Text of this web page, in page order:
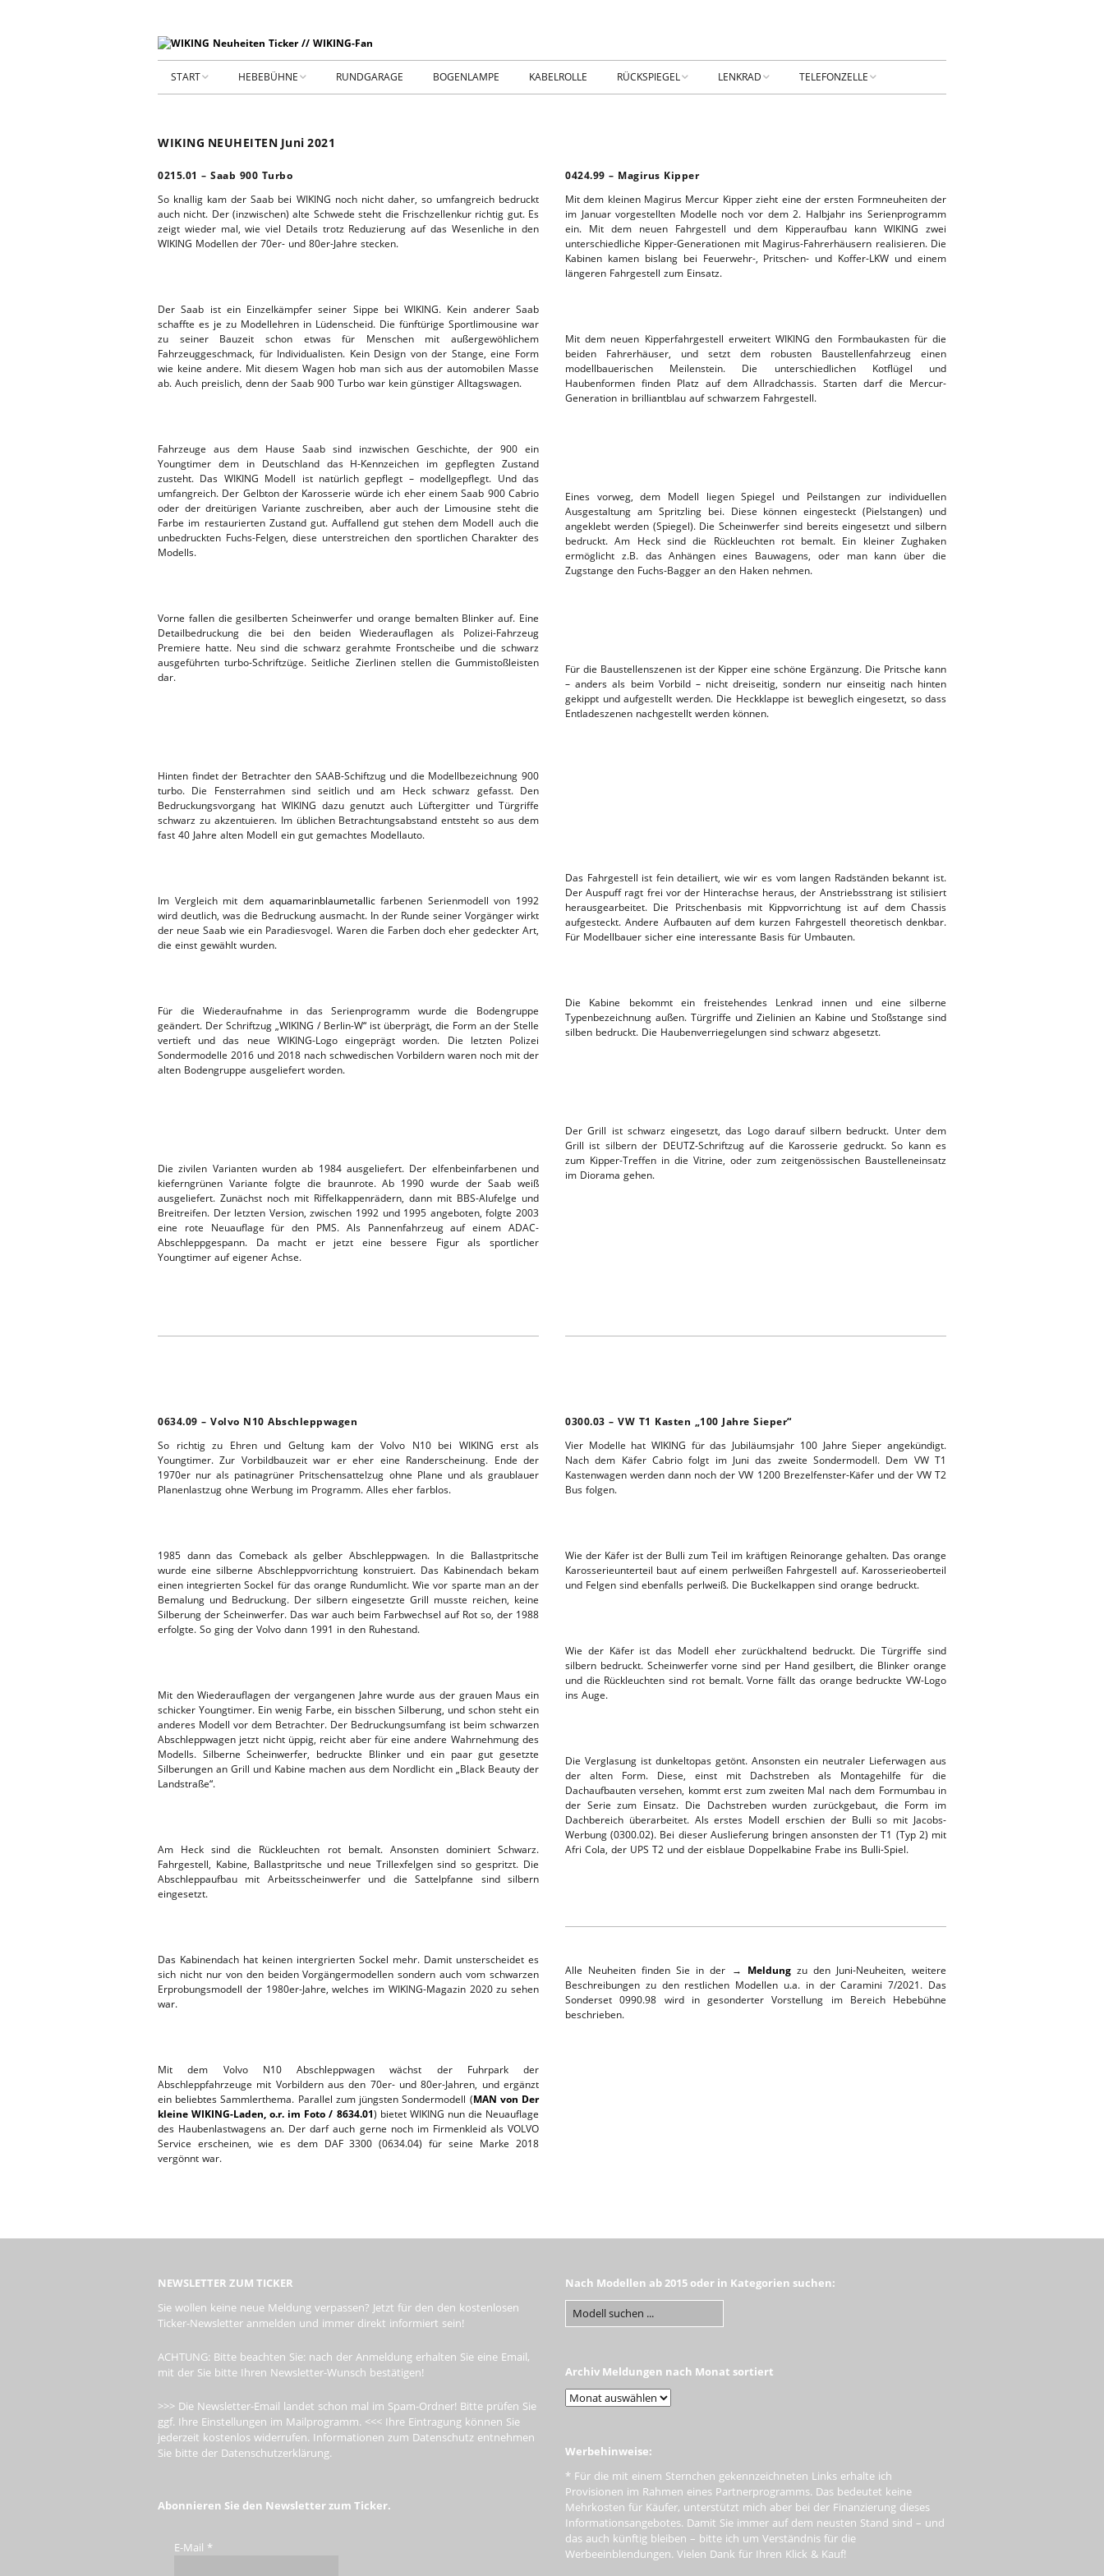
START
SHOP _ Beta SHOP-STARTSEITE
NEUWAGENHALLE
KIESPLATZ
WERKSTATTHOF
ERSATZTEIL-SERVICE
HEBEBÜHNE
HEBEBÜHNE 2025
HEBEBÜHNE 2024
HEBEBÜHNE 2023
HEBEBÜHNE 2021
HEBEBÜHNE 2020
RUNDGARAGE BOGENLAMPE KABELROLLE RÜCKSPIEGEL
TICKER-RÜCKSPIEGEL
Fan.SHOP – ARCHIV
LENKRAD
WERBUNG
TELEFONZELLE
Historie der Privatsphäre-
Einstellungen
Einwilligungen widerrufen
WIKING NEUHEITEN Juni 2021
0215.01 – Saab 900 Turbo
So knallig kam der Saab bei WIKING noch nicht daher, so umfangreich bedruckt
auch nicht. Der (inzwischen) alte Schwede steht die Frischzellenkur richtig gut. Es
zeigt wieder mal, wie viel Details trotz Reduzierung auf das Wesenliche in den
WIKING Modellen der 70er- und 80er-Jahre stecken.
Der Saab ist ein Einzelkämpfer seiner Sippe bei WIKING. Kein anderer Saab
schaffte es je zu Modellehren in Lüdenscheid. Die fünftürige Sportlimousine war
zu seiner Bauzeit schon etwas für Menschen mit außergewöhlichem
Fahrzeuggeschmack, für Individualisten. Kein Design von der Stange, eine Form
wie keine andere. Mit diesem Wagen hob man sich aus der automobilen Masse
ab. Auch preislich, denn der Saab 900 Turbo war kein günstiger Alltagswagen.
Fahrzeuge aus dem Hause Saab sind inzwischen Geschichte, der 900 ein
Youngtimer dem in Deutschland das H-Kennzeichen im gepflegten Zustand
zusteht. Das WIKING Modell ist natürlich gepflegt – modellgepflegt. Und das
umfangreich. Der Gelbton der Karosserie würde ich eher einem Saab 900 Cabrio
oder der dreitürigen Variante zuschreiben, aber auch der Limousine steht die
Farbe im restaurierten Zustand gut. Auffallend gut stehen dem Modell auch die
unbedruckten Fuchs-Felgen, diese unterstreichen den sportlichen Charakter des
Modells.
Vorne fallen die gesilberten Scheinwerfer und orange bemalten Blinker auf. Eine
Detailbedruckung die bei den beiden Wiederauflagen als Polizei-Fahrzeug
Premiere hatte. Neu sind die schwarz gerahmte Frontscheibe und die schwarz
ausgeführten turbo-Schriftzüge. Seitliche Zierlinen stellen die Gummistoßleisten
dar.
Hinten findet der Betrachter den SAAB-Schiftzug und die Modellbezeichnung 900
turbo. Die Fensterrahmen sind seitlich und am Heck schwarz gefasst. Den
Bedruckungsvorgang hat WIKING dazu genutzt auch Lüftergitter und Türgriffe
schwarz zu akzentuieren. Im üblichen Betrachtungsabstand entsteht so aus dem
fast 40 Jahre alten Modell ein gut gemachtes Modellauto.
Im Vergleich mit dem aquamarinblaumetallicfarbenen Serienmodell von 1992
wird deutlich, was die Bedruckung ausmacht. In der Runde seiner Vorgänger wirkt
der neue Saab wie ein Paradiesvogel. Waren die Farben doch eher gedeckter Art,
die einst gewählt wurden.
Für die Wiederaufnahme in das Serienprogramm wurde die Bodengruppe
geändert. Der Schriftzug „WIKING / Berlin-W“ ist überprägt, die Form an der Stelle
vertieft und das neue WIKING-Logo eingeprägt worden. Die letzten Polizei
Sondermodelle 2016 und 2018 nach schwedischen Vorbildern waren noch mit der
alten Bodengruppe ausgeliefert worden.
Die zivilen Varianten wurden ab 1984 ausgeliefert. Der elfenbeinfarbenen und
kieferngrünen Variante folgte die braunrote. Ab 1990 wurde der Saab weiß
ausgeliefert. Zunächst noch mit Riffelkappenrädern, dann mit BBS-Alufelge und
Breitreifen. Der letzten Version, zwischen 1992 und 1995 angeboten, folgte 2003
eine rote Neuauflage für den PMS. Als Pannenfahrzeug auf einem ADAC-
Abschleppgespann. Da macht er jetzt eine bessere Figur als sportlicher
Youngtimer auf eigener Achse.
0424.99 – Magirus Kipper
Mit dem kleinen Magirus Mercur Kipper zieht eine der ersten Formneuheiten der
im Januar vorgestellten Modelle noch vor dem 2. Halbjahr ins Serienprogramm
ein. Mit dem neuen Fahrgestell und dem Kipperaufbau kann WIKING zwei
unterschiedliche Kipper-Generationen mit Magirus-Fahrerhäusern realisieren. Die
Kabinen kamen bislang bei Feuerwehr-, Pritschen- und Koffer-LKW und einem
längeren Fahrgestell zum Einsatz.
Mit dem neuen Kipperfahrgestell erweitert WIKING den Formbaukasten für die
beiden Fahrerhäuser, und setzt dem robusten Baustellenfahrzeug einen
modellbauerischen Meilenstein. Die unterschiedlichen Kotflügel und
Haubenformen finden Platz auf dem Allradchassis. Starten darf die Mercur-
Generation in brilliantblau auf schwarzem Fahrgestell.
Eines vorweg, dem Modell liegen Spiegel und Peilstangen zur individuellen
Ausgestaltung am Spritzling bei. Diese können eingesteckt (Pielstangen) und
angeklebt werden (Spiegel). Die Scheinwerfer sind bereits eingesetzt und silbern
bedruckt. Am Heck sind die Rückleuchten rot bemalt. Ein kleiner Zughaken
ermöglicht z.B. das Anhängen eines Bauwagens, oder man kann über die
Zugstange den Fuchs-Bagger an den Haken nehmen.
Für die Baustellenszenen ist der Kipper eine schöne Ergänzung. Die Pritsche kann
– anders als beim Vorbild – nicht dreiseitig, sondern nur einseitig nach hinten
gekippt und aufgestellt werden. Die Heckklappe ist beweglich eingesetzt, so dass
Entladeszenen nachgestellt werden können.
Das Fahrgestell ist fein detailiert, wie wir es vom langen Radständen bekannt ist.
Der Auspuff ragt frei vor der Hinterachse heraus, der Anstriebsstrang ist stilisiert
herausgearbeitet. Die Pritschenbasis mit Kippvorrichtung ist auf dem Chassis
aufgesteckt. Andere Aufbauten auf dem kurzen Fahrgestell theoretisch denkbar.
Für Modellbauer sicher eine interessante Basis für Umbauten.
Die Kabine bekommt ein freistehendes Lenkrad innen und eine silberne
Typenbezeichnung außen. Türgriffe und Zielinien an Kabine und Stoßstange sind
silben bedruckt. Die Haubenverriegelungen sind schwarz abgesetzt.
Der Grill ist schwarz eingesetzt, das Logo darauf silbern bedruckt. Unter dem
Grill ist silbern der DEUTZ-Schriftzug auf die Karosserie gedruckt. So kann es
zum Kipper-Treffen in die Vitrine, oder zum zeitgenössischen Baustelleneinsatz
im Diorama gehen.
0634.09 – Volvo N10 Abschleppwagen
So richtig zu Ehren und Geltung kam der Volvo N10 bei WIKING erst als
Youngtimer. Zur Vorbildbauzeit war er eher eine Randerscheinung. Ende der
1970er nur als patinagrüner Pritschensattelzug ohne Plane und als graublauer
Planenlastzug ohne Werbung im Programm. Alles eher farblos.
1985 dann das Comeback als gelber Abschleppwagen. In die Ballastpritsche
wurde eine silberne Abschleppvorrichtung konstruiert. Das Kabinendach bekam
einen integrierten Sockel für das orange Rundumlicht. Wie vor sparte man an der
Bemalung und Bedruckung. Der silbern eingesetzte Grill musste reichen, keine
Silberung der Scheinwerfer. Das war auch beim Farbwechsel auf Rot so, der 1988
erfolgte. So ging der Volvo dann 1991 in den Ruhestand.
Mit den Wiederauflagen der vergangenen Jahre wurde aus der grauen Maus ein
schicker Youngtimer. Ein wenig Farbe, ein bisschen Silberung, und schon steht ein
anderes Modell vor dem Betrachter. Der Bedruckungsumfang ist beim schwarzen
Abschleppwagen jetzt nicht üppig, reicht aber für eine andere Wahrnehmung des
Modells. Silberne Scheinwerfer, bedruckte Blinker und ein paar gut gesetzte
Silberungen an Grill und Kabine machen aus dem Nordlicht ein „Black Beauty der
Landstraße“.
Am Heck sind die Rückleuchten rot bemalt. Ansonsten dominiert Schwarz.
Fahrgestell, Kabine, Ballastpritsche und neue Trillexfelgen sind so gespritzt. Die
Abschleppaufbau mit Arbeitsscheinwerfer und die Sattelpfanne sind silbern
eingesetzt.
Das Kabinendach hat keinen intergrierten Sockel mehr. Damit unsterscheidet es
sich nicht nur von den beiden Vorgängermodellen sondern auch vom schwarzen
Erprobungsmodell der 1980er-Jahre, welches im WIKING-Magazin 2020 zu sehen
war.
Mit dem Volvo N10 Abschleppwagen wächst der Fuhrpark der
Abschleppfahrzeuge mit Vorbildern aus den 70er- und 80er-Jahren, und ergänzt
ein beliebtes Sammlerthema. Parallel zum jüngsten Sondermodell (MAN von Der
kleine WIKING-Laden, o.r. im Foto / 8634.01) bietet WIKING nun die Neuauflage
des Haubenlastwagens an. Der darf auch gerne noch im Firmenkleid als VOLVO
Service erscheinen, wie es dem DAF 3300 (0634.04) für seine Marke 2018
vergönnt war.
0300.03 – VW T1 Kasten „100 Jahre Sieper“
Vier Modelle hat WIKING für das Jubiläumsjahr 100 Jahre Sieper angekündigt.
Nach dem Käfer Cabrio folgt im Juni das zweite Sondermodell. Dem VW T1
Kastenwagen werden dann noch der VW 1200 Brezelfenster-Käfer und der VW T2
Bus folgen.
Wie der Käfer ist der Bulli zum Teil im kräftigen Reinorange gehalten. Das orange
Karosserieunterteil baut auf einem perlweißen Fahrgestell auf. Karosserieoberteil
und Felgen sind ebenfalls perlweiß. Die Buckelkappen sind orange bedruckt.
Wie der Käfer ist das Modell eher zurückhaltend bedruckt. Die Türgriffe sind
silbern bedruckt. Scheinwerfer vorne sind per Hand gesilbert, die Blinker orange
und die Rückleuchten sind rot bemalt. Vorne fällt das orange bedruckte VW-Logo
ins Auge.
Die Verglasung ist dunkeltopas getönt. Ansonsten ein neutraler Lieferwagen aus
der alten Form. Diese, einst mit Dachstreben als Montagehilfe für die
Dachaufbauten versehen, kommt erst zum zweiten Mal nach dem Formumbau in
der Serie zum Einsatz. Die Dachstreben wurden zurückgebaut, die Form im
Dachbereich überarbeitet. Als erstes Modell erschien der Bulli so mit Jacobs-
Werbung (0300.02). Bei dieser Auslieferung bringen ansonsten der T1 (Typ 2) mit
Afri Cola, der UPS T2 und der eisblaue Doppelkabine Frabe ins Bulli-Spiel.
Alle Neuheiten finden Sie in der → Meldungzu den Juni-Neuheiten, weitere
Beschreibungen zu den restlichen Modellen u.a. in der Caramini 7/2021. Das
Sonderset 0990.98 wird in gesonderter Vorstellung im Bereich Hebebühne
beschrieben.
NEWSLETTER ZUM TICKER
Sie wollen keine neue Meldung verpassen? Jetzt für den den kostenlosen
Ticker-Newsletter anmelden und immer direkt informiert sein!
ACHTUNG: Bitte beachten Sie: nach der Anmeldung erhalten Sie eine Email,
mit der Sie bitte Ihren Newsletter-Wunsch bestätigen!
>>> Die Newsletter-Email landet schon mal im Spam-Ordner! Bitte prüfen Sie
ggf. Ihre Einstellungen im Mailprogramm. <<< Ihre Eintragung können Sie
jederzeit kostenlos widerrufen. Informationen zum Datenschutz entnehmen
Sie bitte der Datenschutzerklärung.
Abonnieren Sie den Newsletter zum Ticker.
E-Mail *
Nach Modellen ab 2015 oder in Kategorien suchen:
Archiv Meldungen nach Monat sortiert
Werbehinweise:
* Für die mit einem Sternchen gekennzeichneten Links erhalte ich
Provisionen im Rahmen eines Partnerprogramms. Das bedeutet keine
Mehrkosten für Käufer, unterstützt mich aber bei der Finanzierung dieses
Informationsangebotes. Damit Sie immer auf dem neusten Stand sind – und
das auch künftig bleiben – bitte ich um Verständnis für die
Werbeeinblendungen. Vielen Dank für Ihren Klick & Kauf!